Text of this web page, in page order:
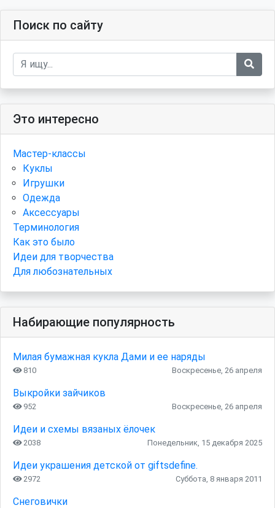
Поиск по сайту
Это интересно
Мастер-классы
Куклы
Игрушки
Одежда
Аксессуары
Терминология
Как это было
Идеи для творчества
Для любознательных
Набирающие популярность
Милая бумажная кукла Дами и ее наряды
810 Воскресенье, 26 апреля
Выкройки зайчиков
952 Воскресенье, 26 апреля
Идеи и схемы вязаных ёлочек
2038 Понедельник, 15 декабря 2025
Идеи украшения детской от giftsdefine.
2972 Суббота, 8 января 2011
Снеговички